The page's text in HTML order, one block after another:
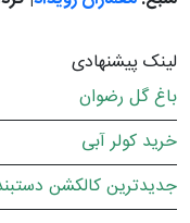
لینک پیشنهادی
باغ گل رضوان
خرید کولر آبی
جدیدترین کالکشن